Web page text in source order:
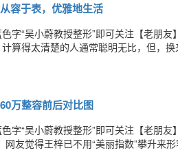
容于表，优雅地生活
色字“吴小蔚教授整形”即可关注【老朋
算得太清楚的人通常聪明无比，但，
万整容前后对比图
色字“吴小蔚教授整形”即可关注【老朋
网友觉得王梓已不用“美丽指数”攀升来